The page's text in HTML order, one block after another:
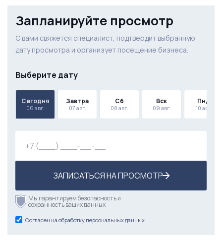
Запланируйте просмотр
С вами свяжется специалист, подтвердит выбранную
дату просмотра и организует посещение бизнеса.
Выберите дату
Сегодня
06 авг.
Завтра
07 авг.
Сб
08 авг.
Вск
09 авг.
Пнд
10 авг.
ЗАПИСАТЬСЯ НА ПРОСМОТР
Мы гарантируем безопасность и
сохранность ваших данных
Согласен на обработку персональных данных